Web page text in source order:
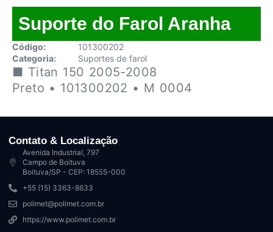
Suporte do Farol Aranha
Código:
101300202
Categoria:
Suportes de farol
■ Titan 150 2005-2008
Preto • 101300202 • M 0004
Contato & Localização
Avenida Industrial, 797
Campo de Boituva
Boituva/SP - CEP: 18555-000
+55 (15) 3363-8633
polimet@polimet.com.br
https://www.polimet.com.br